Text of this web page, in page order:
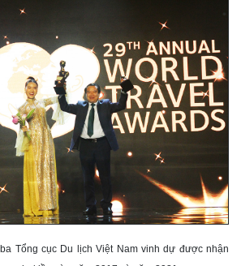
Tổng cục Du lịch Việt Nam vinh dự được nhận